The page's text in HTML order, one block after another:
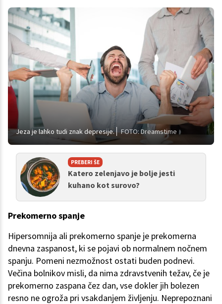
Jeza je lahko tudi znak depresije. FOTO: Dreamstime
PREBERI ŠE
Katero zelenjavo je bolje jesti
kuhano kot surovo?
Prekomerno spanje
Hipersomnija ali prekomerno spanje je prekomerna
dnevna zaspanost, ki se pojavi ob normalnem nočnem
spanju. Pomeni nezmožnost ostati buden podnevi.
Večina bolnikov misli, da nima zdravstvenih težav, če je
prekomerno zaspana čez dan, vse dokler jih bolezen
resno ne ogroža pri vsakdanjem življenju. Neprepoznani